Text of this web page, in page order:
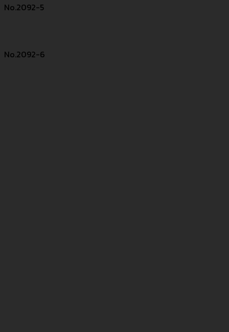
No.2092-5
No.2092-6